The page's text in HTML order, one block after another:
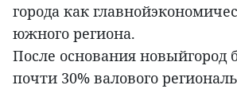
города как
южного региона.
После основания новыйгород
почти 30% валового